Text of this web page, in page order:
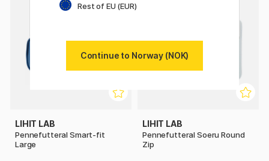
LIHIT LAB
Pennefutteral Smart-fit
Large
LIHIT LAB
Pennefutteral Soeru Round
Zip
Rest of EU (EUR)
Continue to Norway (NOK)